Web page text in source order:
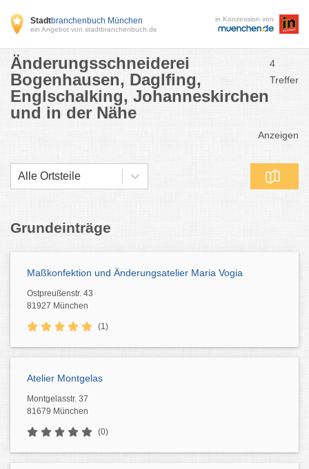
Stadtbranchenbuch München
ein Angebot von stadtbranchenbuch.de
in Konzession von
Änderungsschneiderei
Bogenhausen, Daglfing,
Englschalking, Johanneskirchen
und in der Nähe
4
Treffer
Anzeigen
Alle Ortsteile
Grundeinträge
Maßkonfektion und Änderungsatelier Maria Vogia
Ostpreußenstr. 43
81927 München
(1)
Atelier Montgelas
Montgelasstr. 37
81679 München
(0)